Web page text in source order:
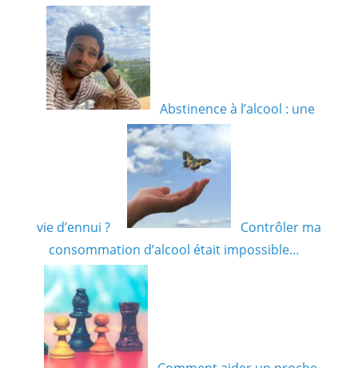
Abstinence à l’alcool : une
vie d’ennui ?
Contrôler ma
consommation d’alcool était impossible…